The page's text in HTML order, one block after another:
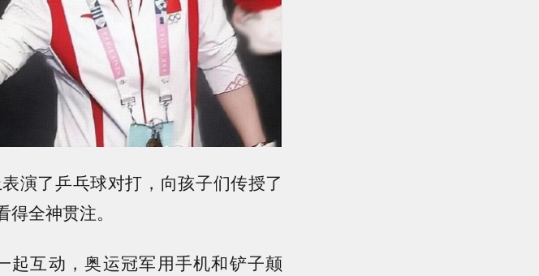
演了乒乓球对打，向孩子们传授了
全神贯注。
起互动，奥运冠军用手机和铲子颠